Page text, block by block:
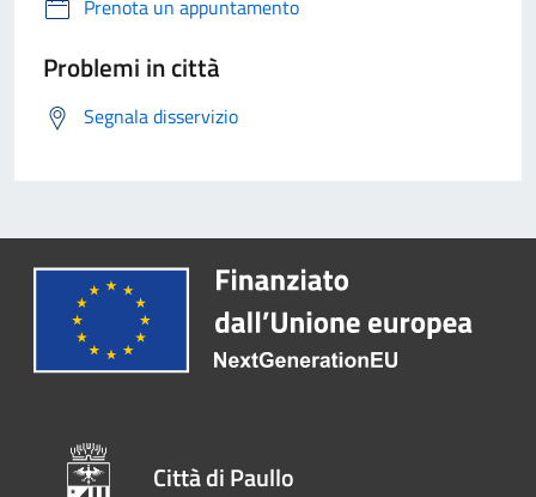
Prenota un appuntamento
Problemi in città
Segnala disservizio
Città di Paullo